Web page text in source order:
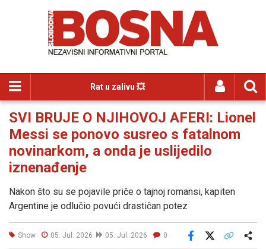
Rat u zalivu 💥
SVI BRUJE O NJIHOVOJ AFERI: Lionel
Messi se ponovo susreo s fatalnom
novinarkom, a onda je uslijedilo
iznenađenje
Nakon što su se pojavile priče o tajnoj romansi, kapiten
Argentine je odlučio povući drastičan potez
Show 05. Jul. 2026 05. Jul. 2026 0
Facebook